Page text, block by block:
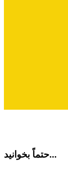
حتماً بخوانید...